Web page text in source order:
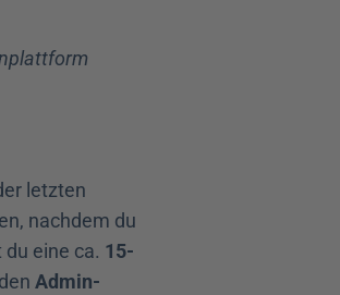
letzten
nachdem du
eine ca. 15-
Admin-